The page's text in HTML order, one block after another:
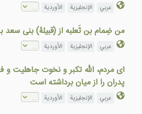
عربي الإنجليزية الأوردية
من ضِمام بن ثَعلبه از (قبیلۀ) بنی
عربي الإنجليزية الأوردية
ای مردم، الله تکبر و نخوت جاهلیت و
پدران را از میان برداشته است
عربي الإنجليزية الأوردية